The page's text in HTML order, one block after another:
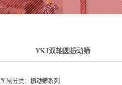
YKJ双轴圆振动筛
所属分类： 振动筛系列